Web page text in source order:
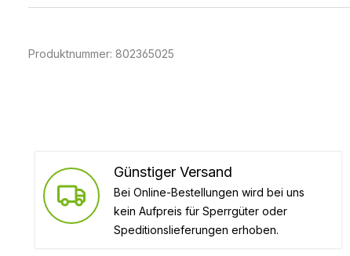
Produktnummer: 802365025
Günstiger Versand
Bei Online-Bestellungen wird bei uns
kein Aufpreis für Sperrgüter oder
Speditionslieferungen erhoben.